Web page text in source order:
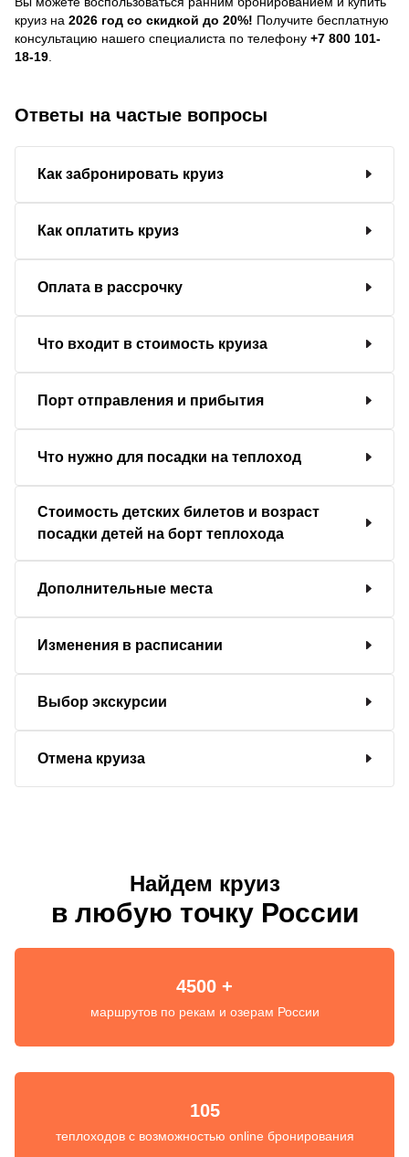
круиз на 2026 год со скидкой до 20%! Получите бесплатную
консультацию нашего специалиста по телефону +7 800 101-
18-19
Ответы на частые вопросы
Как забронировать круиз
Как оплатить круиз
Оплата в рассрочку
Что входит в стоимость круиза
Порт отправления и прибытия
Что нужно для посадки на теплоход
Стоимость детских билетов и возраст
посадки детей на борт теплохода
Дополнительные места
Изменения в расписании
Выбор экскурсии
Отмена круиза
Найдем круиз
в любую точку России
4500 +
маршрутов по рекам и озерам России
105
теплоходов с возможностью online бронирования